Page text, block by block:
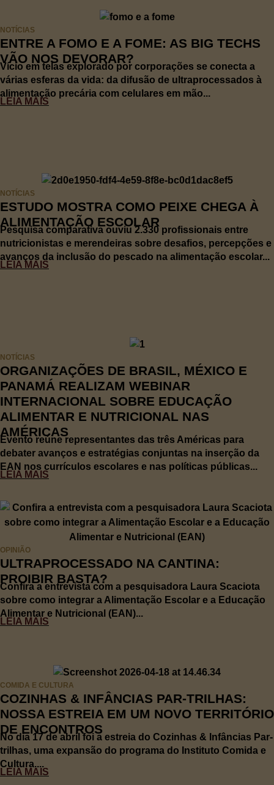
NOTÍCIAS
ENTRE A FOMO E A FOME: AS BIG TECHS
VÃO NOS DEVORAR?
Vício em telas explorado por corporações se conecta a
várias esferas da vida: da difusão de ultraprocessados à
alimentação precária com celulares em mão...
LEIA MAIS
NOTÍCIAS
ESTUDO MOSTRA COMO PEIXE CHEGA À
ALIMENTAÇÃO ESCOLAR
Pesquisa comparativa ouviu 2.330 profissionais entre
nutricionistas e merendeiras sobre desafios, percepções e
avanços da inclusão do pescado na alimentação escolar...
LEIA MAIS
NOTÍCIAS
ORGANIZAÇÕES DE BRASIL, MÉXICO E
PANAMÁ REALIZAM WEBINAR
INTERNACIONAL SOBRE EDUCAÇÃO
ALIMENTAR E NUTRICIONAL NAS
AMÉRICAS
Evento reúne representantes das três Américas para
debater avanços e estratégias conjuntas na inserção da
EAN nos currículos escolares e nas políticas públicas...
LEIA MAIS
OPINIÃO
ULTRAPROCESSADO NA CANTINA:
PROIBIR BASTA?
Confira a entrevista com a pesquisadora Laura Scaciota
sobre como integrar a Alimentação Escolar e a Educação
Alimentar e Nutricional (EAN)...
LEIA MAIS
COMIDA E CULTURA
COZINHAS & INFÂNCIAS PAR-TRILHAS:
NOSSA ESTREIA EM UM NOVO TERRITÓRIO
DE ENCONTROS
No dia 17 de abril foi a estreia do Cozinhas & Infâncias Par-
trilhas, uma expansão do programa do Instituto Comida e
Cultura....
LEIA MAIS